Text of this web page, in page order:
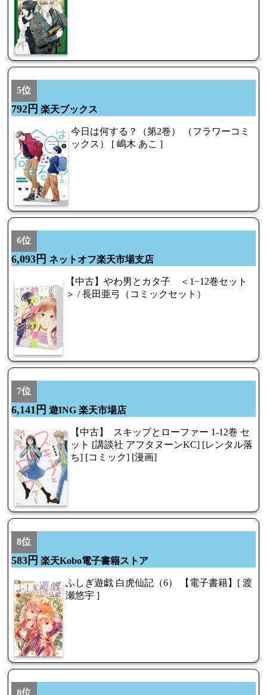
5位
792円 楽天ブックス
今日は何する？（第2巻） （フラワーコミ
ックス） [ 嶋木 あこ ]
6位
6,093円 ネットオフ楽天市場支店
【中古】やわ男とカタ子 ＜1−12巻セット
＞ / 長田亜弓（コミックセット）
7位
6,141円 遊ING 楽天市場店
【中古】 スキップとローファー 1-12巻 セ
ット [講談社 アフタヌーンKC] [レンタル落
ち] [コミック] [漫画]
8位
583円 楽天Kobo電子書籍ストア
ふしぎ遊戯 白虎仙記（6） 【電子書籍】[ 渡
瀬悠宇 ]
8位